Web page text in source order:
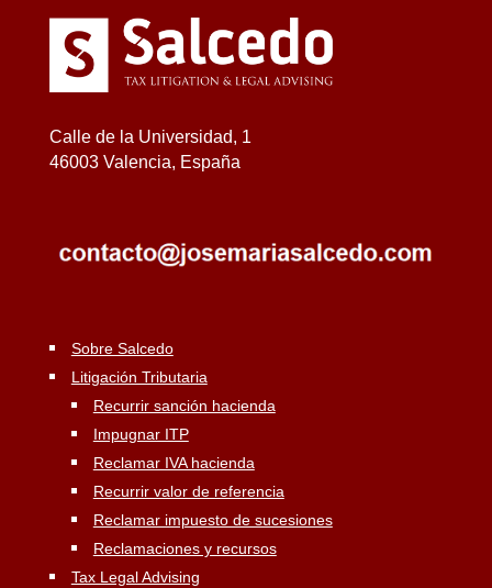
Calle de la Universidad, 1
46003 Valencia, España
Sobre Salcedo
Litigación Tributaria
Recurrir sanción hacienda
Impugnar ITP
Reclamar IVA hacienda
Recurrir valor de referencia
Reclamar impuesto de sucesiones
Reclamaciones y recursos
Tax Legal Advising